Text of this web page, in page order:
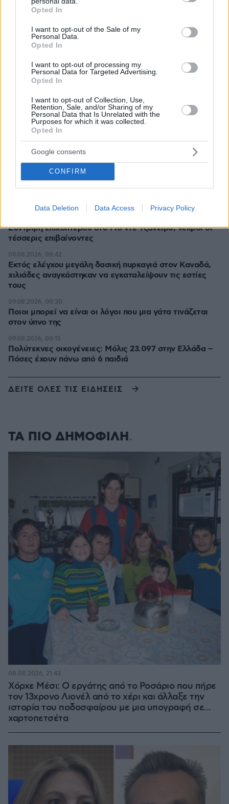
grant or deny consent to Google and its third-party tags to
use your data for below specified purposes in below Google
consent section.
Opted In
I want to opt-out of the Sale of my
Personal Data.
Opted In
I want to opt-out of processing my
Personal Data for Targeted Advertising.
Opted In
I want to opt-out of Collection, Use,
Retention, Sale, and/or Sharing of my
Personal Data that Is Unrelated with the
Purposes for which it was collected.
Opted In
Google consents
CONFIRM
Data Deletion Data Access Privacy Policy
Μαζικός γάμος 1.500 ζευγαριών στη Νιγηρία
εξαιτίας ρωσικών πληγμάτων στην Ουκρανία
09.08.2026, 03:05
09.08.2026, 02:46
«Δώρο» 1 δισ. δολαρίων στη Κολομβία από τις ΗΠΑ
μετά την ορκωμοσία του νέου τραμπικού προέδρου
09.08.2026, 02:08
Τουλάχιστον 22 νεκροί κατά τη σύγκρουση δύο
λεωφορείων στον Νίγηρα
7 ηπειρώτικες πίτες: Φτιάχνουμε πλασίντα, κοθρόπιτα,
μπατσαριά, και άλλες που λατρεύουμε
09.08.2026, 01:00
Συντριβή ελικοπτέρου στο Ρίο ντε Τζανέιρο, νεκροί οι
τέσσερις επιβαίνοντες
Εκτός ελέγχου μεγάλη δασική πυρκαγιά στον Καναδά,
χιλιάδες αναγκάστηκαν να εγκαταλείψουν τις εστίες
τους
09.08.2026, 00:42
Ποιοι μπορεί να είναι οι λόγοι που μια γάτα τινάζεται
στον ύπνο της
09.08.2026, 00:30
Πολύτεκνες οικογένειες: Μόλις 23.097 στην Ελλάδα –
Πόσες έχουν πάνω από 6 παιδιά
09.08.2026, 00:15
ΔΕΙΤΕ ΟΛΕΣ ΤΙΣ ΕΙΔΗΣΕΙΣ
ΤΑ ΠΙΟ ΔΗΜΟΦΙΛΗ
Χόρχε Μέσι: Ο εργάτης από το Ροσάριο που πήρε
τον 13χρονο Λιονέλ από το χέρι και άλλαξε την
ιστορία του ποδοσφαίρου με μια υπογραφή σε...
χαρτοπετσέτα
08.08.2026, 21:43